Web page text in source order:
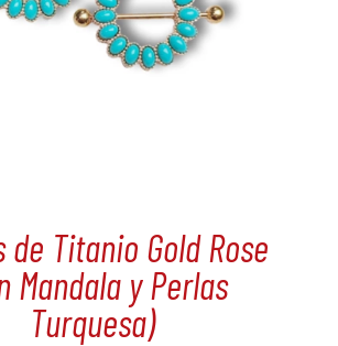
de Titanio Gold Rose
Mandala y Perlas
Turquesa)